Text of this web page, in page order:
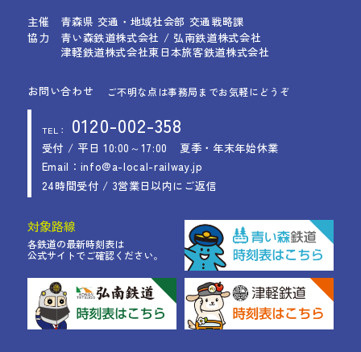
主催
青森県 交通・地域社会部 交通戦略課
協力
青い森鉄道株式会社 / 弘南鉄道株式会社
津軽鉄道株式会社東日本旅客鉄道株式会社
お問い合わせ ご不明な点は事務局までお気軽にどうぞ
TEL： 0120-002-358
受付 / 平日 10:00～17:00
夏季・年末年始休業
Email：info@a-local-railway.jp
24時間受付 / 3営業日以内にご返信
対象路線
各鉄道の最新時刻表は
公式サイトでご確認ください。